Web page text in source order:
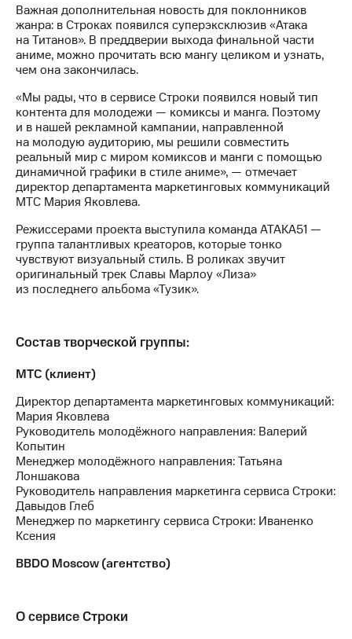
секретарь
Раскрытие
информации
Информация
акционерам
ПАО
"МТС"
Собрания
акционеров
Личный
кабинет
акционера
Акционерный
Контроль
и
аудит
Рынок
акций
Программа
приобретения
Порядок
выкупа
акций
Дивиденды
Рынок
Описание
Еврооблигации-2023
Уведомление
о
погашении
облигаций
Реквизиты
Важная дополнительная новость для поклонников
жанра: в Строках появился суперэксклюзив «Атака
на Титанов». В преддверии выхода финальной части
аниме, можно прочитать всю мангу целиком и узнать,
чем она закончилась.
«Мы рады, что в сервисе Строки появился новый тип
контента для молодежи — комиксы и манга. Поэтому
и в нашей рекламной кампании, направленной
на молодую аудиторию, мы решили совместить
реальный мир с миром комиксов и манги с помощью
динамичной графики в стиле аниме», — отмечает
директор департамента маркетинговых коммуникаций
МТС Мария Яковлева.
Режиссерами проекта выступила команда АТАКА51 —
группа талантливых креаторов, которые тонко
чувствуют визуальный стиль. В роликах звучит
оригинальный трек Славы Марлоу «Лиза»
из последнего альбома «Тузик».
Состав творческой группы:
МТС (клиент)
Директор департамента маркетинговых коммуникаций:
Мария Яковлева
Руководитель молодёжного направления: Валерий
Копытин
Менеджер молодёжного направления: Татьяна
Лоншакова
Руководитель направления маркетинга сервиса Строки:
Давыдов Глеб
Менеджер по маркетингу сервиса Строки: Иваненко
Ксения
BBDO Moscow (агентство)
О сервисе Строки